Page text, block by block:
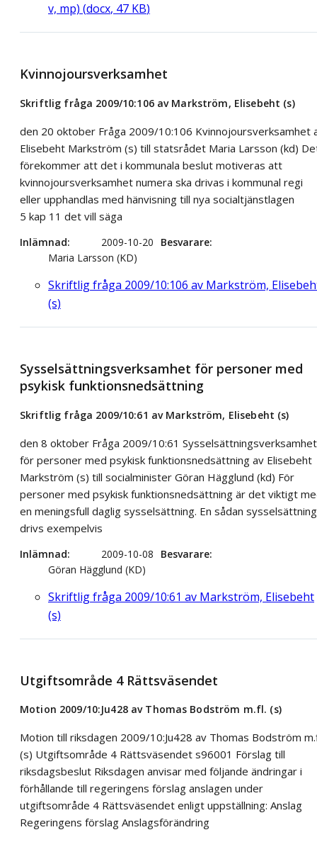
v, mp) (docx, 47 KB)
Kvinnojoursverksamhet
Skriftlig fråga 2009/10:106 av Markström, Elisebeht (s)
den 20 oktober Fråga 2009/10:106 Kvinnojoursverksamhet
Elisebeht Markström (s) till statsrådet Maria Larsson (kd)
förekommer att det i kommunala beslut motiveras att
kvinnojoursverksamhet numera ska drivas i kommunal regi
eller upphandlas med hänvisning till nya socialtjänstlagen
5 kap 11 det vill säga
Inlämnad 2009-10-20
Besvarare
Maria Larsson (KD)
Skriftlig fråga 2009/10:106 av Markström,
(s)
Sysselsättningsverksamhet för personer med
psykisk funktionsnedsättning
Skriftlig fråga 2009/10:61 av Markström, Elisebeht (s)
den 8 oktober Fråga 2009/10:61 Sysselsättningsverksamhet
för personer med psykisk funktionsnedsättning av Elisebeht
Markström (s) till socialminister Göran Hägglund (kd) För
personer med psykisk funktionsnedsättning är det viktigt
en meningsfull daglig sysselsättning. En sådan sysselsättning
drivs exempelvis
Inlämnad 2009-10-08
Besvarare
Göran Hägglund (KD)
Skriftlig fråga 2009/10:61 av Markström, Elisebeht
(s)
Utgiftsområde 4 Rättsväsendet
Motion 2009/10:Ju428 av Thomas Bodström m.fl. (s)
Motion till riksdagen 2009/10:Ju428 av Thomas Bodström
(s) Utgiftsområde 4 Rättsväsendet s96001 Förslag till
riksdagsbeslut Riksdagen anvisar med följande ändringar i
förhållande till regeringens förslag anslagen under
utgiftsområde 4 Rättsväsendet enligt uppställning: Anslag
Regeringens förslag Anslagsförändring